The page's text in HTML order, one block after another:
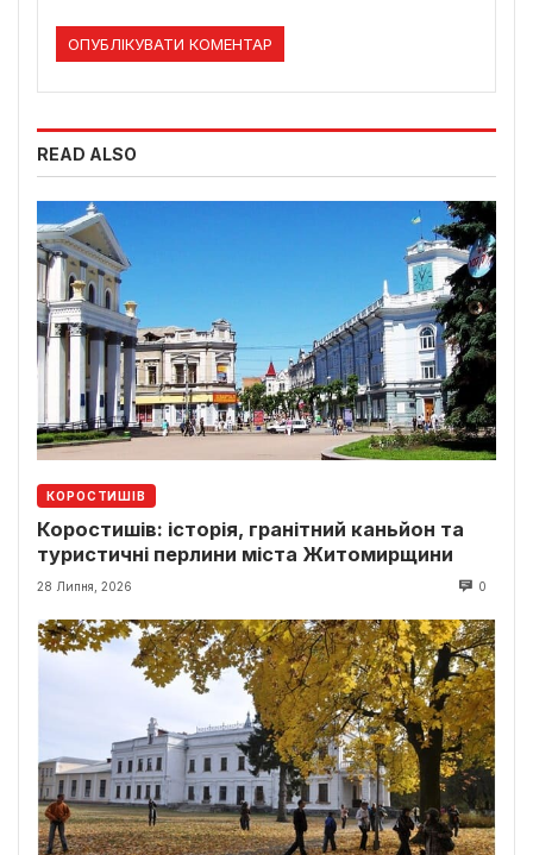
READ ALSO
КОРОСТИШІВ
Коростишів: історія, гранітний каньйон та
туристичні перлини міста Житомирщини
28 Липня, 2026 0